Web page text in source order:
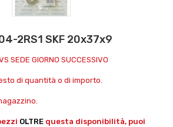
2RS1 SKF 20x37x9
SEDE GIORNO SUCCESSIVO
di quantità o di importo.
OLTRE questa disponibilità, puoi